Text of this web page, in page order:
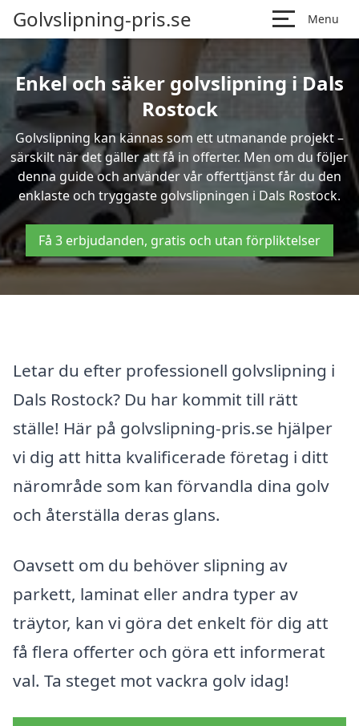
Golvslipning-pris.se Menu
Enkel och säker golvslipning i Dals
Rostock
Golvslipning kan kännas som ett utmanande projekt –
särskilt när det gäller att få in offerter. Men om du följer
denna guide och använder vår offerttjänst får du den
enklaste och tryggaste golvslipningen i Dals Rostock.
Få 3 erbjudanden, gratis och utan förpliktelser
Letar du efter professionell golvslipning i
Dals Rostock? Du har kommit till rätt
ställe! Här på golvslipning-pris.se hjälper
vi dig att hitta kvalificerade företag i ditt
närområde som kan förvandla dina golv
och återställa deras glans.
Oavsett om du behöver slipning av
parkett, laminat eller andra typer av
träytor, kan vi göra det enkelt för dig att
få flera offerter och göra ett informerat
val. Ta steget mot vackra golv idag!